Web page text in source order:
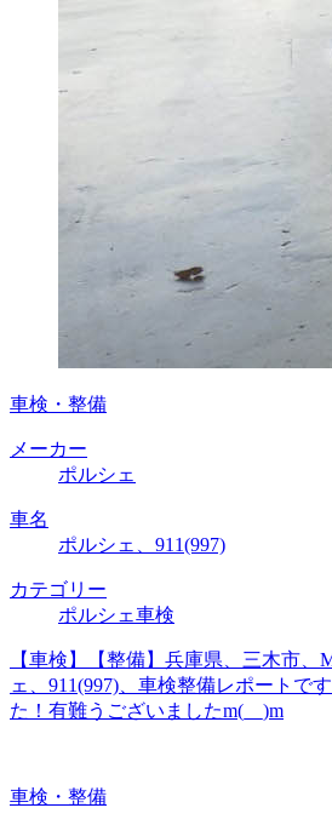
車検・整備
メーカー
ポルシェ
車名
ポルシェ、911(997)
カテゴリー
ポルシェ車検
【車検】【整備】兵庫県、三木市、
ェ、911(997)、車検整備レポートで
た！有難うございましたm(__)m
車検・整備